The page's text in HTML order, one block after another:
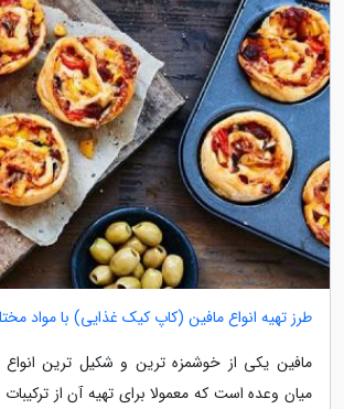
طرز تهیه انواع مافین (کاپ کیک غذایی) با مواد
مافین یکی از خوشمزه ترین و شکیل ترین انواع
میان وعده است که معمولا برای تهیه آن از